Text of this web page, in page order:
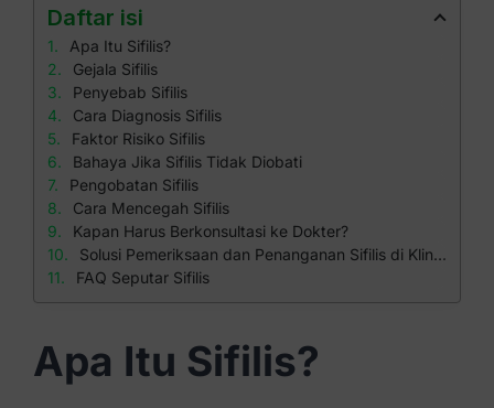
Daftar isi
Apa Itu Sifilis?
Gejala Sifilis
Penyebab Sifilis
Cara Diagnosis Sifilis
Faktor Risiko Sifilis
Bahaya Jika Sifilis Tidak Diobati
Pengobatan Sifilis
Cara Mencegah Sifilis
Kapan Harus Berkonsultasi ke Dokter?
Solusi Pemeriksaan dan Penanganan Sifilis di Klinik Apollo
FAQ Seputar Sifilis
Apa Itu Sifilis?